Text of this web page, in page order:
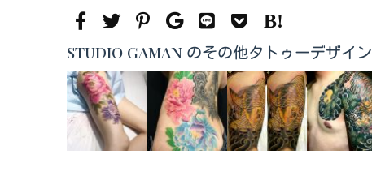
STUDIO GAMAN のその他タトゥーデザイン